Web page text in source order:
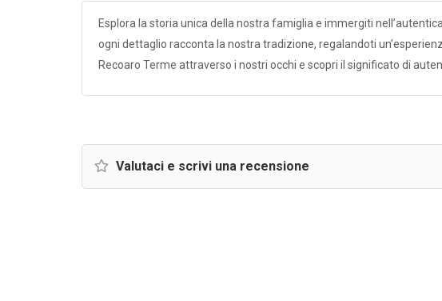
Esplora la storia unica della nostra famiglia e immergiti
ogni dettaglio racconta la nostra tradizione, regalandoti
Recoaro Terme attraverso i nostri occhi e scopri il significato di
Valutaci e scrivi una recensione